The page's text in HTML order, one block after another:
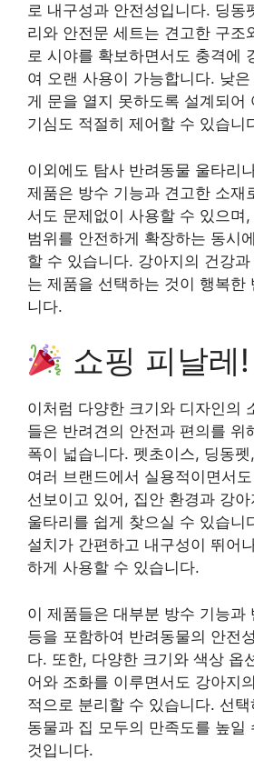
로 내구성과 안전성입니다. 딩동
리와 안전문 세트는 견고한 구조
로 시야를 확보하면서도 충격에
여 오랜 사용이 가능합니다. 낮
게 문을 열지 못하도록 설계되어
기심도 적절히 제어할 수 있습니
이외에도 탐사 반려동물 울타리
제품은 방수 기능과 견고한 소재
서도 문제없이 사용할 수 있으며
범위를 안전하게 확장하는 동시
할 수 있습니다. 강아지의 건강
는 제품을 선택하는 것이 행복한
니다.
쇼핑 피날레!
이처럼 다양한 크기와 디자인의
들은 반려견의 안전과 편의를 위
폭이 넓습니다. 펫초이스, 딩동
여러 브랜드에서 실용적이면서
선보이고 있어, 집안 환경과 강
울타리를 쉽게 찾으실 수 있습니
설치가 간편하고 내구성이 뛰어
하게 사용할 수 있습니다.
이 제품들은 대부분 방수 기능과
등을 포함하여 반려동물의 안전
다. 또한, 다양한 크기와 색상 옵
어와 조화를 이루면서도 강아지
적으로 분리할 수 있습니다. 선
동물과 집 모두의 만족도를 높일
것입니다.